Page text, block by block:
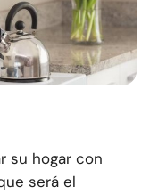
su hogar con
será el